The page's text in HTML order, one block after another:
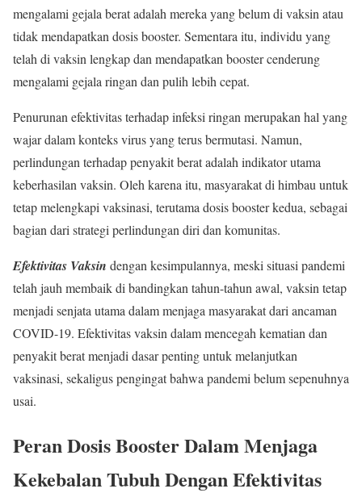
mengalami gejala berat adalah mereka yang belum di vaksin atau
tidak mendapatkan dosis booster. Sementara itu, individu yang
telah di vaksin lengkap dan mendapatkan booster cenderung
mengalami gejala ringan dan pulih lebih cepat.
Penurunan efektivitas terhadap infeksi ringan merupakan hal yang
wajar dalam konteks virus yang terus bermutasi. Namun,
perlindungan terhadap penyakit berat adalah indikator utama
keberhasilan vaksin. Oleh karena itu, masyarakat di himbau untuk
tetap melengkapi vaksinasi, terutama dosis booster kedua, sebagai
bagian dari strategi perlindungan diri dan komunitas.
Efektivitas Vaksin dengan kesimpulannya, meski situasi pandemi
telah jauh membaik di bandingkan tahun-tahun awal, vaksin tetap
menjadi senjata utama dalam menjaga masyarakat dari ancaman
COVID-19. Efektivitas vaksin dalam mencegah kematian dan
penyakit berat menjadi dasar penting untuk melanjutkan
vaksinasi, sekaligus pengingat bahwa pandemi belum sepenuhnya
usai.
Peran Dosis Booster Dalam Menjaga
Kekebalan Tubuh DenganEfektivitas